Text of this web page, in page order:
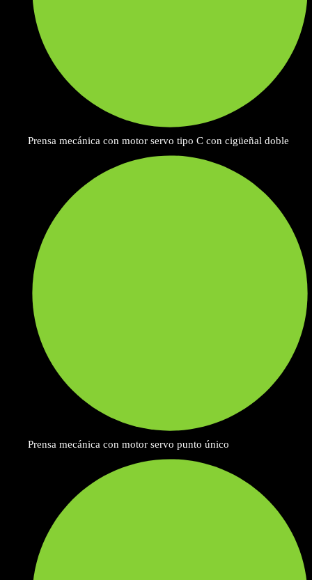
Prensa mecánica con motor servo tipo C con cigüeñal doble
Prensa mecánica con motor servo punto único